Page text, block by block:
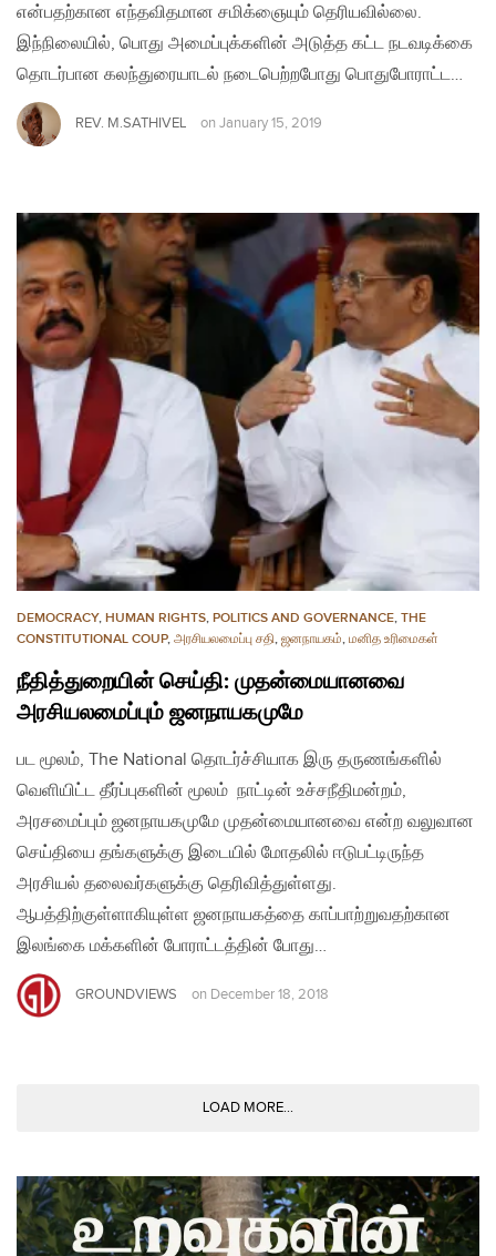
என்பதற்கான எந்தவிதமான சமிக்ஞையும் தெரியவில்லை.
இந்நிலையில், பொது அமைப்புக்களின் அடுத்த கட்ட நடவடிக்கை
தொடர்பான கலந்துரையாடல் நடைபெற்றபோது பொதுபோராட்ட…
REV. M.SATHIVEL on January 15, 2019
DEMOCRACY, HUMAN RIGHTS, POLITICS AND GOVERNANCE, THE
CONSTITUTIONAL COUP, அரசியலமைப்பு சதி, ஜனநாயகம், மனித உரிமைகள்
நீதித்துறையின் செய்தி: முதன்மையானவை
அரசியலமைப்பும் ஜனநாயகமுமே
பட மூலம், The National தொடர்ச்சியாக இரு தருணங்களில்
வெளியிட்ட தீர்ப்புகளின் மூலம் நாட்டின் உச்சநீதிமன்றம்,
அரசமைப்பும் ஜனநாயகமுமே முதன்மையானவை என்ற வலுவான
செய்தியை தங்களுக்கு இடையில் மோதலில் ஈடுபட்டிருந்த
அரசியல் தலைவர்களுக்கு தெரிவித்துள்ளது.
ஆபத்திற்குள்ளாகியுள்ள ஜனநாயகத்தை காப்பாற்றுவதற்கான
இலங்கை மக்களின் போராட்டத்தின் போது…
GROUNDVIEWS on December 18, 2018
LOAD MORE...